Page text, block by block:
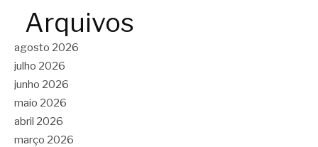
Arquivos
agosto 2026
julho 2026
junho 2026
maio 2026
abril 2026
março 2026